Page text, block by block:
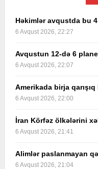
Həkimlər avqustda bu
6 Avqust 2026, 22:27
Avqustun 12-də 6
6 Avqust 2026, 22:07
Amerikada birja qarışıq
6 Avqust 2026, 22:00
İran Körfəz ölkələrini
6 Avqust 2026, 21:41
Alimlər paslanmayan
6 Avqust 2026, 21:04